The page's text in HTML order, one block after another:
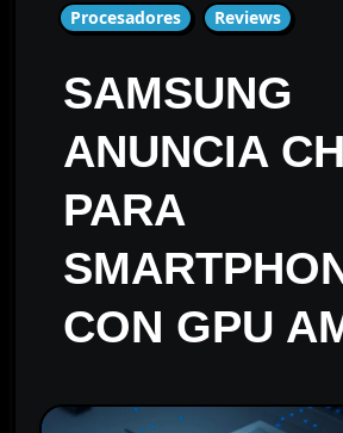
Procesadores Reviews
SAMSUNG
ANUNCIA
PARA
CON GPU